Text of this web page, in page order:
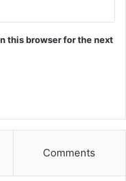
this browser for the next
Comments